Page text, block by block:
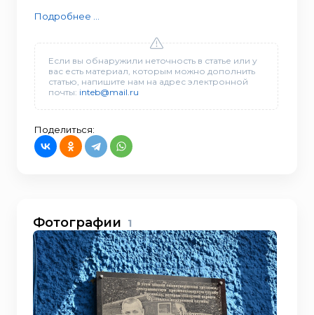
Подробнее ...
Если вы обнаружили неточность в статье или у
вас есть материал, которым можно дополнить
статью, напишите нам на адрес электронной
почты: inteb@mail.ru
Поделиться:
Фотографии 1